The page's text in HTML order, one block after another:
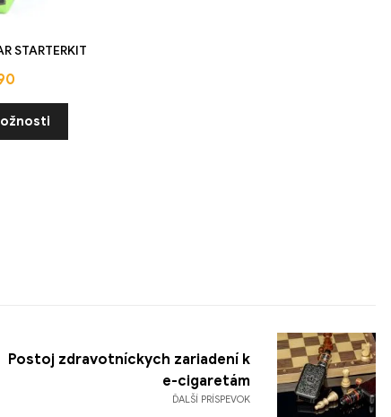
STARTERKIT
ĎALŠÍ PRÍSPEVOK
Postoj zdravotníckych zariadení k
e-cigaretám